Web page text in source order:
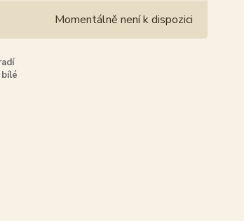
Momentálně není k dispozici